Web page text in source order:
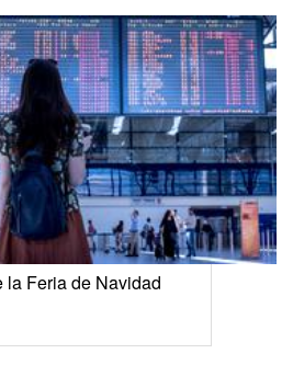
la Feria de Navidad